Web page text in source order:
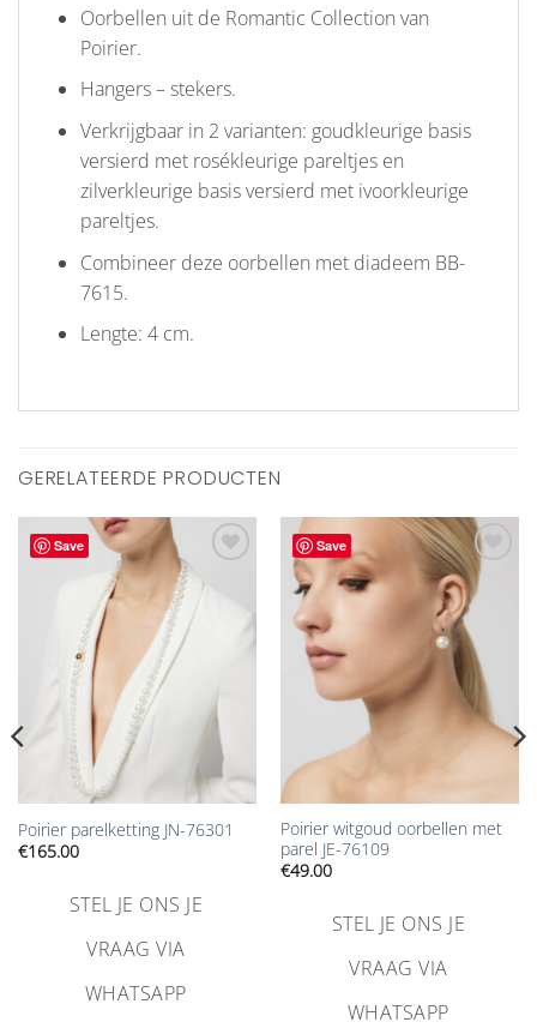
Oorbellen uit de Romantic Collection van
Poirier.
Hangers – stekers.
Verkrijgbaar in 2 varianten: goudkleurige basis
versierd met rosékleurige pareltjes en
zilverkleurige basis versierd met ivoorkleurige
pareltjes.
Combineer deze oorbellen met diadeem BB-
7615.
Lengte: 4 cm.
GERELATEERDE PRODUCTEN
Save
verlanglijst
toevoegen
Poirier parelketting JN-76301
€165.00
STEL JE ONS JE
VRAAG VIA
WHATSAPP
Save
Aan
verlanglijst
toevoegen
Poirier witgoud oorbellen met
parel JE-76109
€49.00
STEL JE ONS JE
VRAAG VIA
WHATSAPP